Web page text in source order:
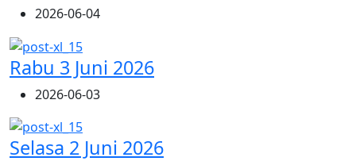
2026-06-04
Rabu 3 Juni 2026
2026-06-03
Selasa 2 Juni 2026